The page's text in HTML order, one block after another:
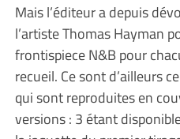
Mais l’éditeur a depuis
l’artiste Thomas Hayman
frontispiece N&B pour
recueil. Ce sont d’ailleurs
qui sont reproduites en
versions : 3 étant